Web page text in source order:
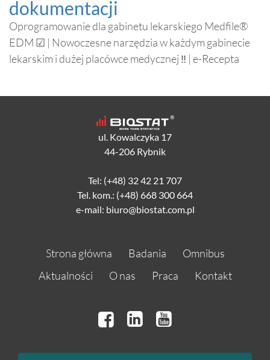
dokumentacji
Oprogramowanie dla gabinetu lekarskiego Medfile®
EDM ☑ | Nowoczesne narzędzia w każdym gabinecie
lekarskim i dużej placówce medycznej ‼ | e-Recepta
ul. Kowalczyka 17
44-206 Rybnik
Tel: (+48) 32 42 21 707
Tel. kom.: (+48) 668 300 664
e-mail: biuro@biostat.com.pl
Strona główna Badania
Omnibus
Aktualności
O nas Praca Kontakt